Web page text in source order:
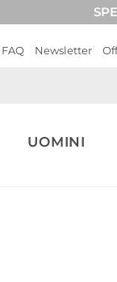
Newsletter
UOMINI